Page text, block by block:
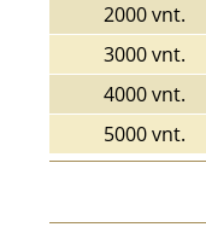
2000 vnt.
3000 vnt.
4000 vnt.
5000 vnt.